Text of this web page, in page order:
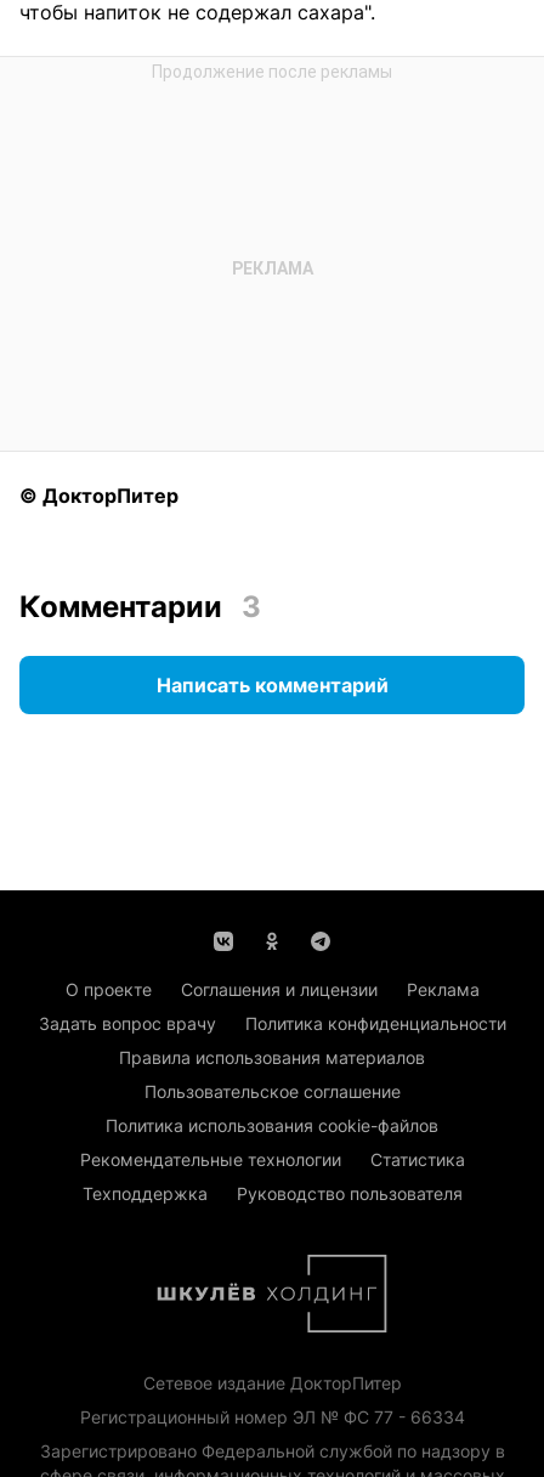
чтобы напиток не содержал сахара".
© ДокторПитер
Комментарии 3
Написать комментарий
О проекте Соглашения и лицензии
Реклама
Задать вопрос врачу
Политика конфиденциальности
Правила использования материалов
Пользовательское соглашение
Политика использования cookie-файлов
Рекомендательные технологии
Статистика
Техподдержка
Руководство пользователя
Сетевое издание ДокторПитер
Регистрационный номер ЭЛ № ФС 77 - 66334
Зарегистрировано Федеральной службой по надзору в